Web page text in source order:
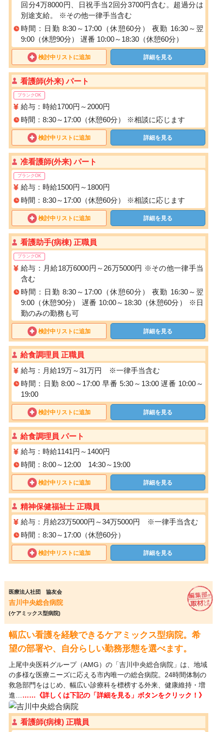
回分4万8000円、日祝手当2回分3700円含む。超過分は
別途支給。 ※その他一律手当含む
時間：日勤 8:30～17:00（休憩60分） 夜勤 16:30～翌
9:00（休憩90分） 遅番 10:00～18:30（休憩60分）
検討中リストに追加 詳細を見る
看護師(外来) パート
ブランクOK
給与：時給1700円～2000円
時間：8:30～17:00（休憩60分） ※相談に応じます
検討中リストに追加 詳細を見る
准看護師(外来) パート
ブランクOK
給与：時給1500円～1800円
時間：8:30～17:00（休憩60分） ※相談に応じます
検討中リストに追加 詳細を見る
看護助手(病棟) 正職員
ブランクOK
給与：月給18万6000円～26万5000円 ※その他一律手当
含む
時間：日勤 8:30～17:00（休憩60分） 夜勤 16:30～翌
9:00（休憩90分） 遅番 10:00～18:30（休憩60分） ※日
勤のみの勤務も可
検討中リストに追加 詳細を見る
給食調理員 正職員
給与：月給19万～31万円 ※一律手当含む
時間：日勤 8:00～17:00 早番 5:30～13:00 遅番 10:00～
19:00
検討中リストに追加 詳細を見る
給食調理員 パート
給与：時給1141円～1400円
時間：8:00～12:00 14:30～19:00
検討中リストに追加 詳細を見る
精神保健福祉士 正職員
給与：月給23万5000円～34万5000円 ※一律手当含む
時間：8:30～17:00（休憩60分）
検討中リストに追加 詳細を見る
医療法人社団 協友会
吉川中央総合病院
(ケアミックス型病院)
幅広い看護を経験できるケアミックス型病院。希
望の部署や、自分らしい勤務形態を選べます。
上尾中央医科グループ（AMG）の「吉川中央総合病院」は、地域
の多様な医療ニーズに応える市内唯一の総合病院。24時間体制の
救急部門をはじめ、幅広い診療科を標榜する外来、健康維持・増
進… ……《詳しくは下記の「詳細を見る」ボタンをクリック！》
看護師(病棟) 正職員